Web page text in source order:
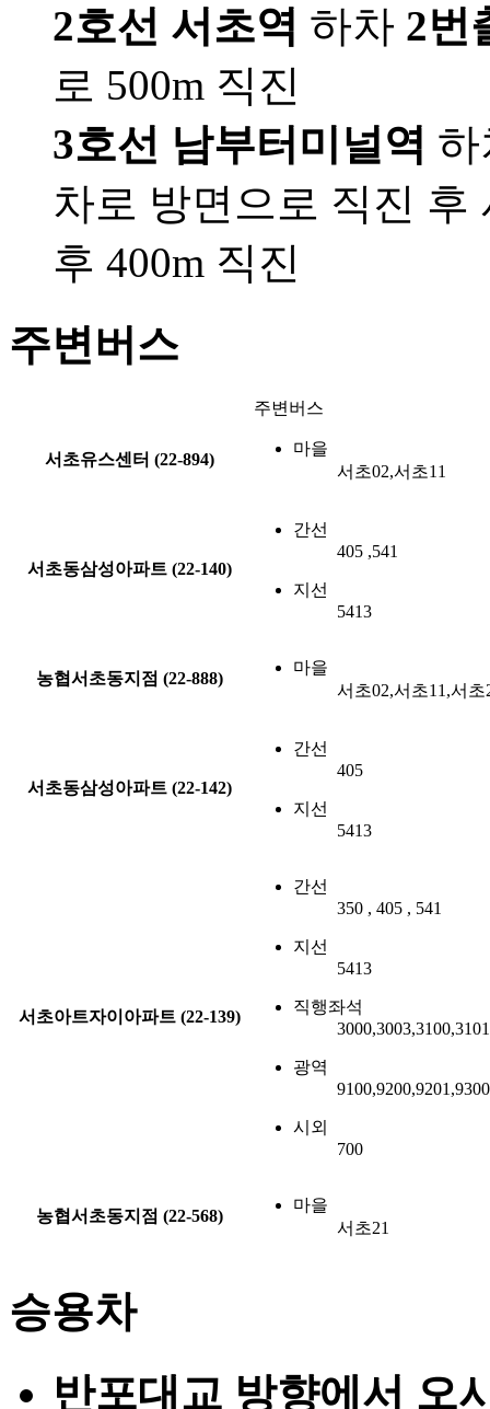
2호선 서초역 하차 2번
로 500m 직진
3호선 남부터미널역
차로 방면으로 직진 후
후 400m 직진
주변버스
주변버스
서초유스센터 (22-894)
마을
서초02,서초11
서초동삼성아파트 (22-140)
간선
405 ,541
지선
5413
농협서초동지점 (22-888)
마을
서초02,서초11,서초
서초동삼성아파트 (22-142)
간선
405
지선
5413
서초아트자이아파트 (22-139)
간선
350 , 405 , 541
지선
5413
직행좌석
광역
시외
700
농협서초동지점 (22-568)
마을
서초21
승용차
반포대교 방향에서 오